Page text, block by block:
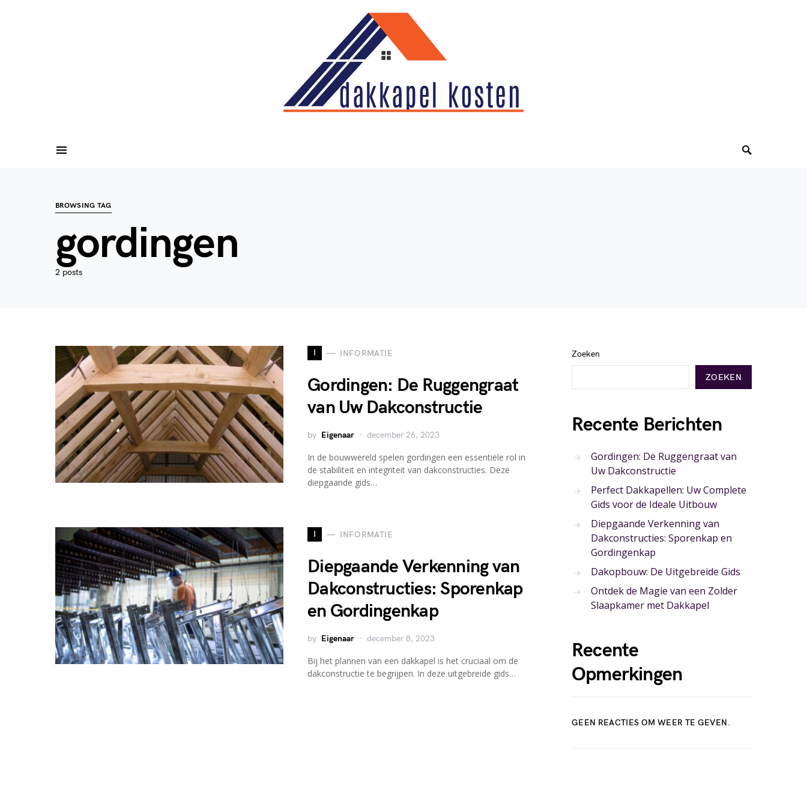
BROWSING TAG
gordingen
2 posts
I INFORMATIE
Gordingen: De Ruggengraat
van Uw Dakconstructie
by Eigenaar december 26, 2023
In de bouwwereld spelen gordingen een essentiële rol in
de stabiliteit en integriteit van dakconstructies. Deze
diepgaande gids…
I INFORMATIE
Diepgaande Verkenning van
Dakconstructies: Sporenkap
en Gordingenkap
by Eigenaar december 8, 2023
Bij het plannen van een dakkapel is het cruciaal om de
dakconstructie te begrijpen. In deze uitgebreide gids…
Zoeken
ZOEKEN
Recente Berichten
Gordingen: De Ruggengraat van
Uw Dakconstructie
Perfect Dakkapellen: Uw Complete
Gids voor de Ideale Uitbouw
Diepgaande Verkenning van
Dakconstructies: Sporenkap en
Gordingenkap
Dakopbouw: De Uitgebreide Gids
Ontdek de Magie van een Zolder
Slaapkamer met Dakkapel
Recente
Opmerkingen
GEEN REACTIES OM WEER TE GEVEN.